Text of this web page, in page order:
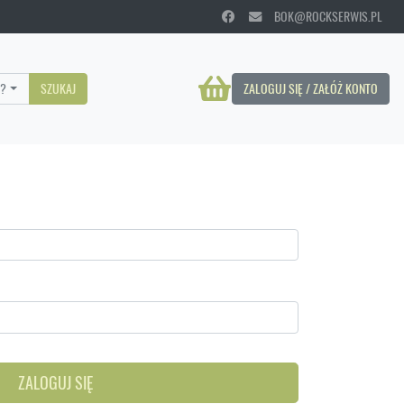
BOK@ROCKSERWIS.PL
ZALOGUJ SIĘ / ZAŁÓŻ KONTO
SZUKAJ
ZALOGUJ SIĘ